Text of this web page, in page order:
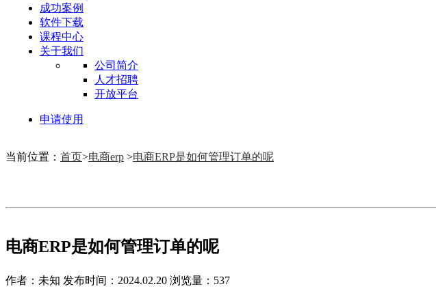
成功案例
软件下载
课程中心
关于我们
公司简介
人才招聘
开放平台
申请使用
当前位置： 首页>电商erp >电商ERP是如何管理订单的呢
电商ERP是如何管理订单的呢
作者：未知 发布时间：2024.02.20 浏览量：537